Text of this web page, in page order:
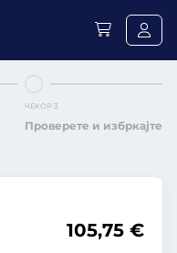
ЧЕКОР 3
Проверете и избркајте
105,75 €